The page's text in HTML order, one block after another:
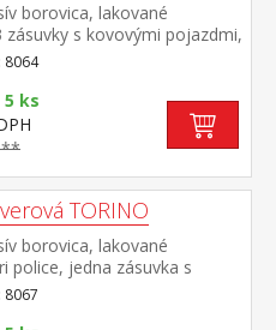
borovica, lakované
zásuvky s kovovými pojazdmi,
2 police maximálne nosnosti
na montáž
8064
5 ks
**
TORINO
borovica, lakované
police, jedna zásuvka s
montáž dverí možná na